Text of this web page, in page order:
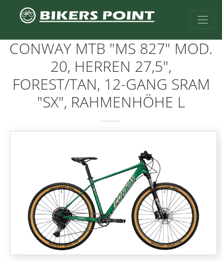
CONWAY MTB "MS 827" MOD.
20, HERREN 27,5",
FOREST/TAN, 12-GANG SRAM
"SX", RAHMENHÖHE L